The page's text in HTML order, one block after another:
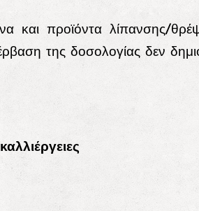
και προϊόντα λίπανσης/
της δοσολογίας δεν